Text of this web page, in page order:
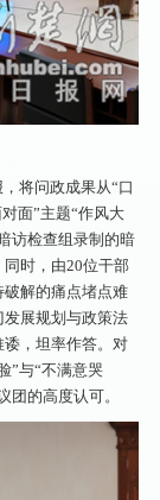
将问政成果从“口
面”主题“作风大
访检查组录制的暗
时，由20位干部
解的痛点堵点难
展规划与政策法
，坦率作答。对
”与“不满意哭
团的高度认可。